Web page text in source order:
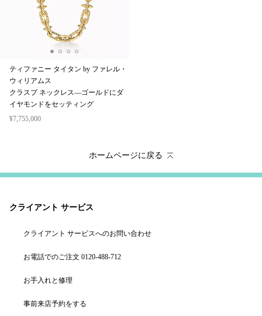
ティファニー タイタン by ファレル・
ウィリアムス
クラスプ ネックレス—ゴールドにダ
イヤモンドをセッティング
¥7,755,000
ホームページに戻る
クライアント サービス
クライアント サービスへのお問い合わせ
お電話でのご注文 0120-488-712
お手入れと修理
事前来店予約をする